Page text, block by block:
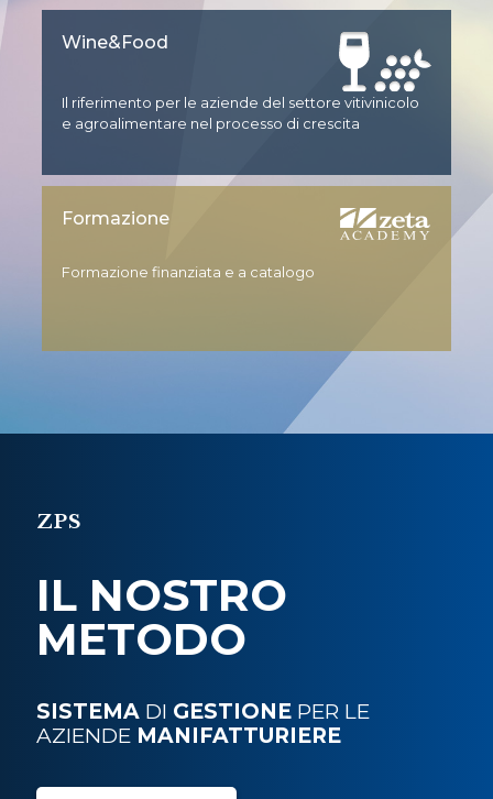
Wine&Food
Il riferimento per le aziende del settore vitivinicolo
e agroalimentare nel processo di crescita
Formazione
Formazione finanziata e a catalogo
ZPS
IL NOSTRO
METODO
SISTEMA DI GESTIONE PER LE
AZIENDE MANIFATTURIERE